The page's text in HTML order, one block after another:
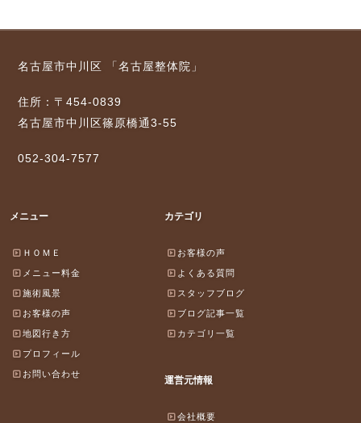
名古屋市中川区 「名古屋整体院」
住所：〒454-0839
名古屋市中川区篠原橋通3-55
052-304-7577
メニュー
ＨＯＭＥ
メニュー料金
施術風景
お客様の声
地図行き方
プロフィール
お問い合わせ
カテゴリ
お客様の声
よくある質問
スタッフブログ
ブログ記事一覧
カテゴリ一覧
運営元情報
会社概要